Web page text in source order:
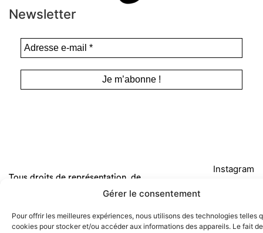
Gérer le consentement
Pour offrir les meilleures expériences, nous utilisons des technologies telles
cookies pour stocker et/ou accéder aux informations des appareils. Le fait de
Newsletter
Instagram
Tous droits de représentation, de
reproduction et d’adaptation réservés. ©